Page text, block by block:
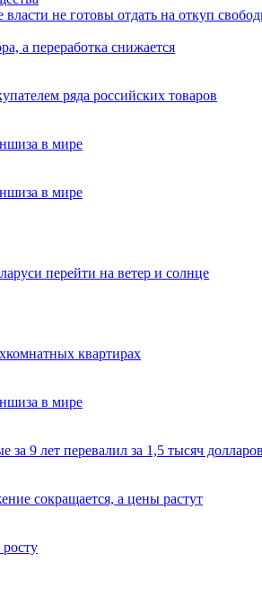
не готовы отдать на откуп
а переработка снижается
ряда российских товаров
в мире
в мире
перейти на ветер и солнце
квартирах
в мире
9 лет перевалил за 1,5 тысяч долларов
сокращается, а цены растут